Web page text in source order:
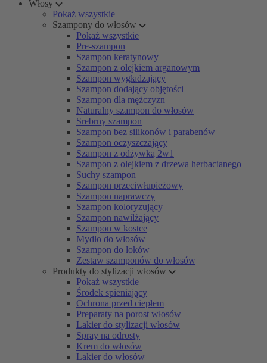
Włosy
Pokaż wszystkie
Szampony do włosów
Pokaż wszystkie
Pre-szampon
Szampon keratynowy
Szampon z olejkiem arganowym
Szampon wygładzający
Szampon dodający objętości
Szampon dla mężczyzn
Naturalny szampon do włosów
Srebrny szampon
Szampon bez silikonów i parabenów
Szampon oczyszczający
Szampon z odżywką 2w1
Szampon z olejkiem z drzewa herbacianego
Suchy szampon
Szampon przeciwłupieżowy
Szampon naprawczy
Szampon koloryzujący
Szampon nawilżający
Szampon w kostce
Mydło do włosów
Szampon do loków
Zestaw szamponów do włosów
Produkty do stylizacji włosów
Pokaż wszystkie
Środek spieniający
Ochrona przed ciepłem
Preparaty na porost włosów
Lakier do stylizacji włosów
Spray na odrosty
Krem do włosów
Lakier do włosów